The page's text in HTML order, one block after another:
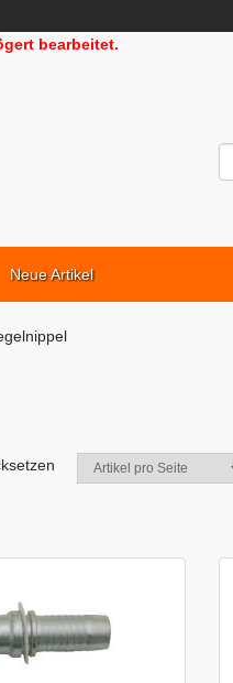
bearbeitet.
Neue Artikel